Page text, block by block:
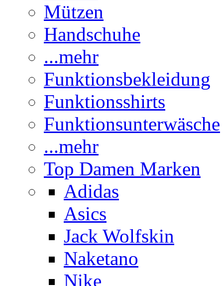
Mützen
Handschuhe
...mehr
Funktionsbekleidung
Funktionsshirts
Funktionsunterwäsche
...mehr
Top Damen Marken
Adidas
Asics
Jack Wolfskin
Naketano
Nike